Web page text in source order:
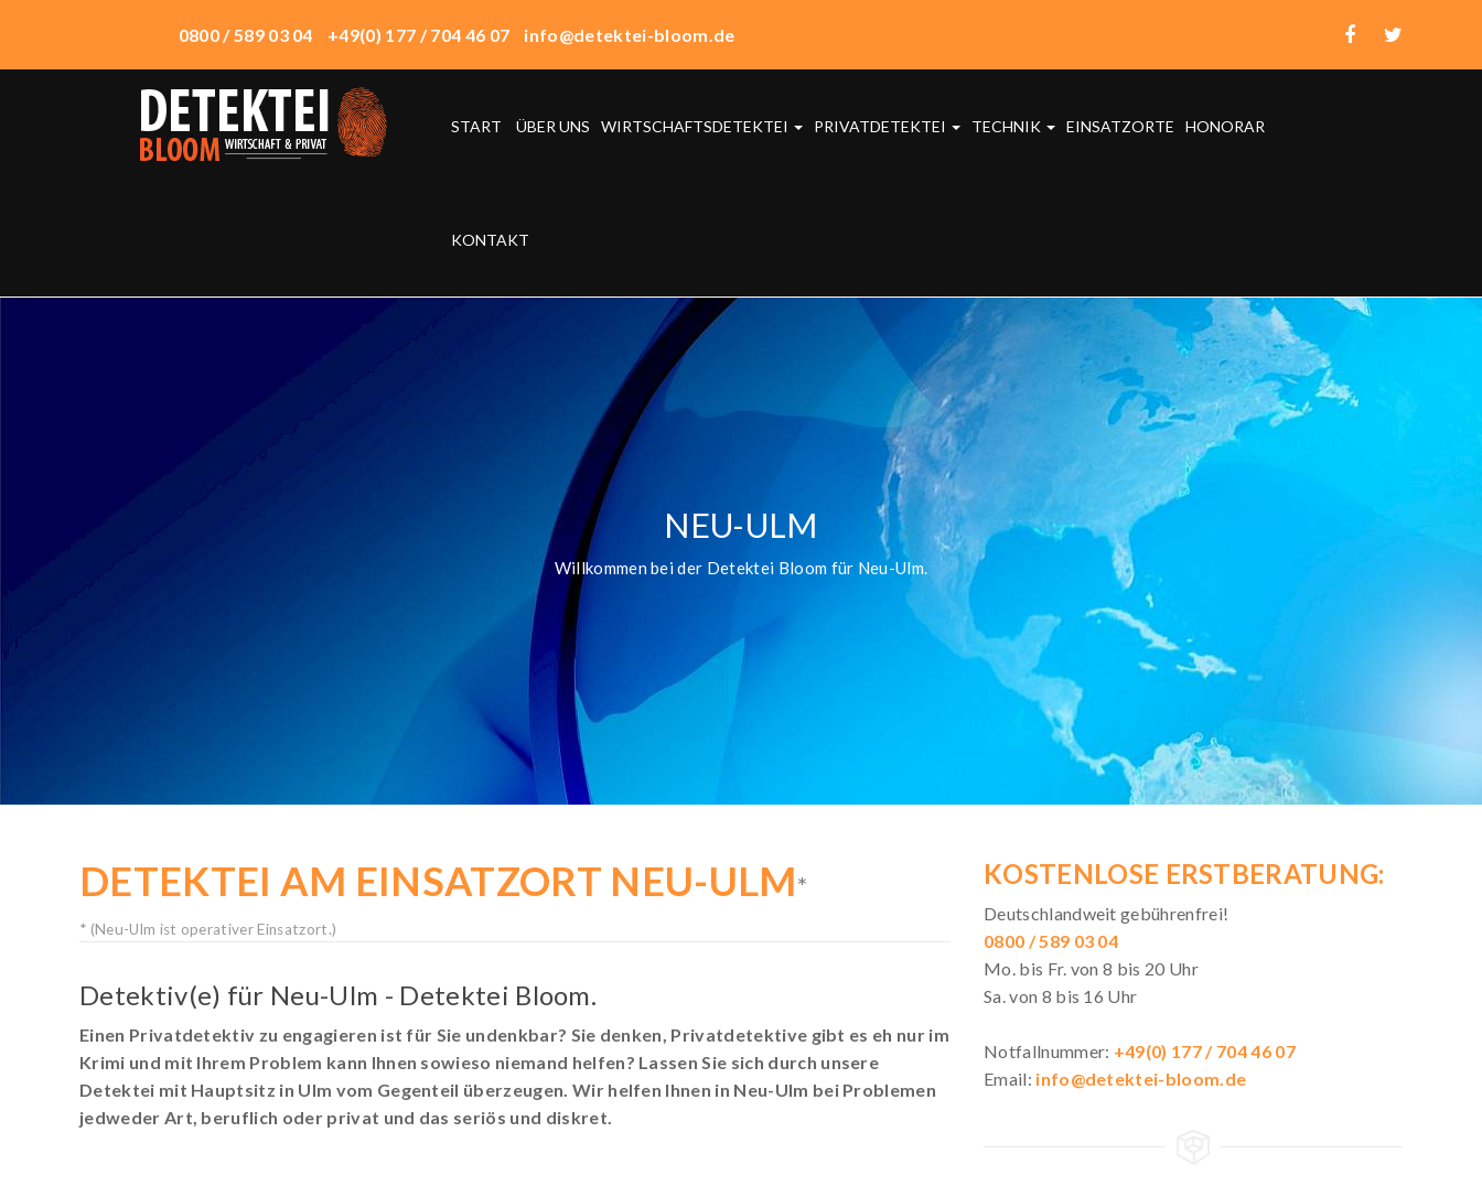
0800 / 589 03 04 +49(0) 177 / 704 46 07 info@detektei-bloom.de
START ÜBER UNS WIRTSCHAFTSDETEKTEI PRIVATDETEKTEI TECHNIK EINSATZORTE HONORAR
KONTAKT
NEU-ULM
Willkommen bei der Detektei Bloom für Neu-Ulm.
DETEKTEI AM EINSATZORT NEU-ULM*
* (Neu-Ulm ist operativer Einsatzort.)
Detektiv(e) für Neu-Ulm - Detektei Bloom.
Einen Privatdetektiv zu engagieren ist für Sie undenkbar? Sie denken, Privatdetektive gibt es eh nur im
Krimi und mit Ihrem Problem kann Ihnen sowieso niemand helfen? Lassen Sie sich durch unsere
Detektei mit Hauptsitz in Ulm vom Gegenteil überzeugen. Wir helfen Ihnen in Neu-Ulm bei Problemen
jedweder Art, beruflich oder privat und das seriös und diskret.
KOSTENLOSE ERSTBERATUNG:
Deutschlandweit gebührenfrei!
0800 / 589 03 04
Mo. bis Fr. von 8 bis 20 Uhr
Sa. von 8 bis 16 Uhr
Notfallnummer: +49(0) 177 / 704 46 07
Email: info@detektei-bloom.de